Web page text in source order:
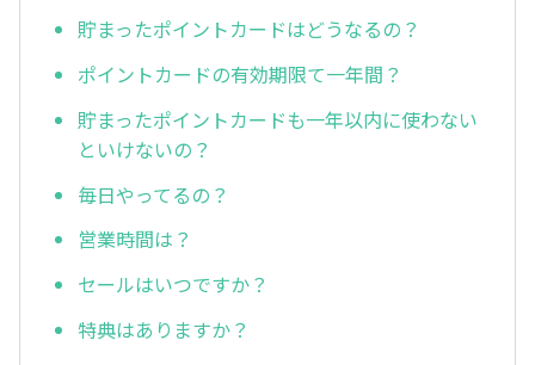
貯まったポイントカードはどうなるの？
ポイントカードの有効期限て一年間？
貯まったポイントカードも一年以内に使わない
といけないの？
毎日やってるの？
営業時間は？
セールはいつですか？
特典はありますか？